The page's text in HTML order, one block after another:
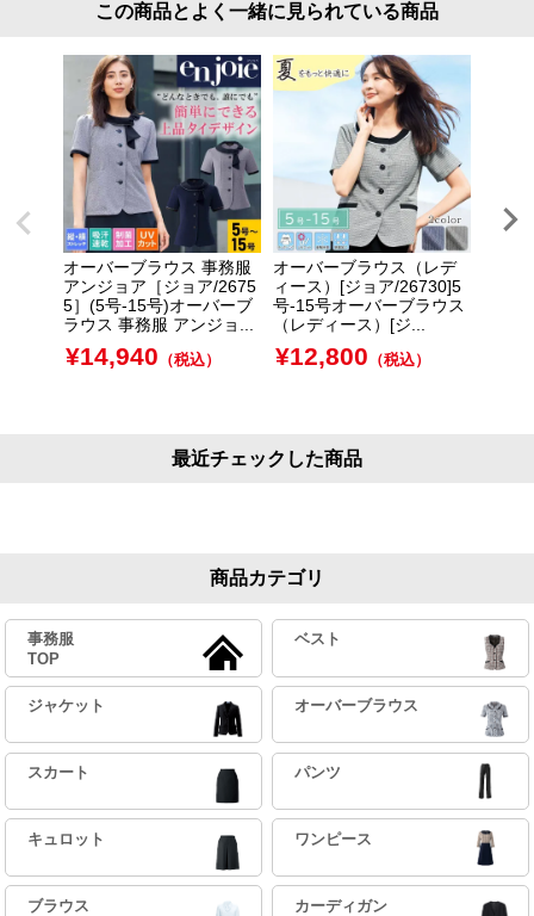
この商品とよく一緒に見られている商品
オーバーブラウス 事務服
アンジョア［ジョア/2675
5］(5号-15号)オーバーブ
ラウス 事務服 アンジョ...
¥14,940 （税込）
オーバーブラウス（レデ
ィース）[ジョア/26730]5
号-15号オーバーブラウス
（レディース）[ジ...
¥12,800 （税込）
最近チェックした商品
商品カテゴリ
事務服
TOP
ベスト
ジャケット オーバーブラウス
スカート パンツ
キュロット ワンピース
ブラウス
カーディガン